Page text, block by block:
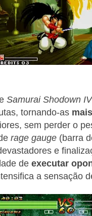
Samurai Shodown IV
tornando-as
sem perder o
rage gauge (barra
e
de executar
a sensação